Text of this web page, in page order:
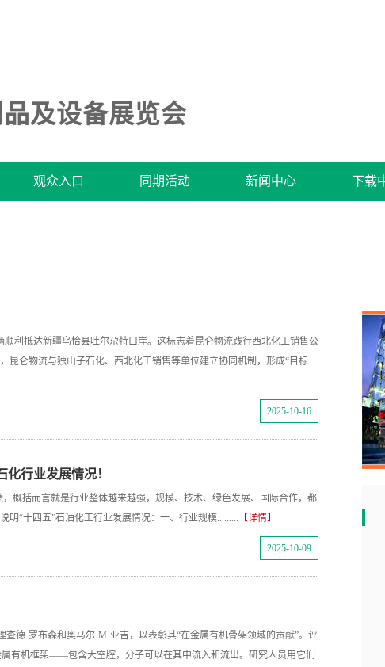
及设备展览会
观众入口 同期活动 新闻中心 下载
利抵达新疆乌恰县吐尔尕特口岸。这标志着昆仑物流践行西北化工销售公
昆仑物流与独山子石化、西北化工销售等单位建立协同机制，形成“目标一
2025-10-16
行业发展情况！
概括而言就是行业整体越来越强，规模、技术、绿色发展、国际合作，都
明“十四五”石油化工行业发展情况：一、行业规模......... 【详情】
2025-10-09
德·罗布森和奥马尔·M·亚吉，以表彰其“在金属有机骨架领域的贡献”。评
有机框架——包含大空腔，分子可以在其中流入和流出。研究人员用它们